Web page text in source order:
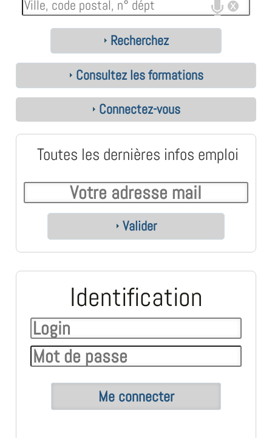
Recherchez
Consultez les formations
Connectez-vous
Toutes les dernières infos emploi
Valider
Identification